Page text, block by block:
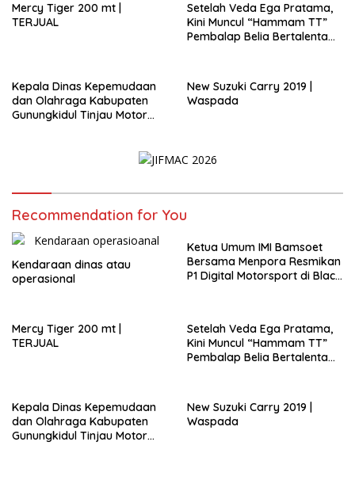
Mercy Tiger 200 mt |
TERJUAL
Setelah Veda Ega Pratama,
Kini Muncul “Hammam TT”
Pembalap Belia Bertalenta
Kepala Dinas Kepemudaan
dan Olahraga Kabupaten
Gunungkidul Tinjau Motor
New Suzuki Carry 2019 |
Waspada
Recommendation for You
Kendaraan dinas atau
operasional
Ketua Umum IMI Bamsoet
Bersama Menpora Resmikan
P1 Digital Motorsport di Black
Mercy Tiger 200 mt |
TERJUAL
Setelah Veda Ega Pratama,
Kini Muncul “Hammam TT”
Pembalap Belia Bertalenta
Kepala Dinas Kepemudaan
dan Olahraga Kabupaten
Gunungkidul Tinjau Motor
New Suzuki Carry 2019 |
Waspada